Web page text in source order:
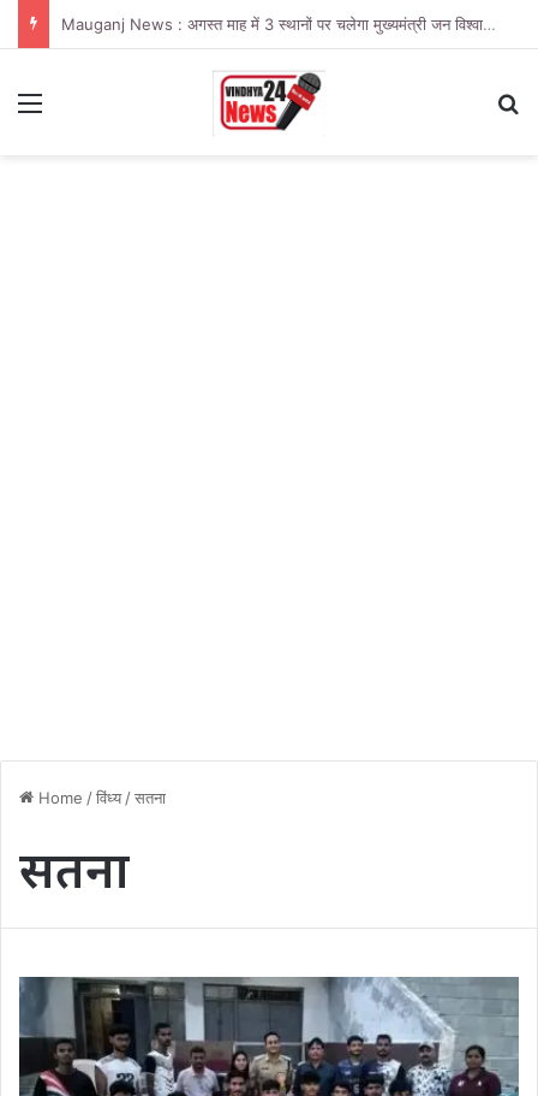
Mauganj News : अगस्त माह में 3 स्थानों पर चलेगा मुख्यमंत्री जन विश्वास अभियान
Menu
Home /विंध्य /सतना
सतना